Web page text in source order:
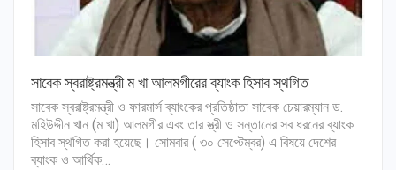
সাবেক স্বরাষ্ট্রমন্ত্রী ম খা আলমগীরের ব্যাংক হিসাব স্থগিত
সাবেক স্বরাষ্ট্রমন্ত্রী ও ফারমার্স ব্যাংকের প্রতিষ্ঠাতা সাবেক চেয়ারম্যান ড.
মহিউদ্দীন খান (ম খা) আলমগীর এবং তার স্ত্রী ও সন্তানের সব ধরনের ব্যাংক
হিসাব স্থগিত করা হয়েছে। সোমবার ( ৩০ সেপ্টেম্বর) এ বিষয়ে দেশের
ব্যাংক ও আর্থিক…